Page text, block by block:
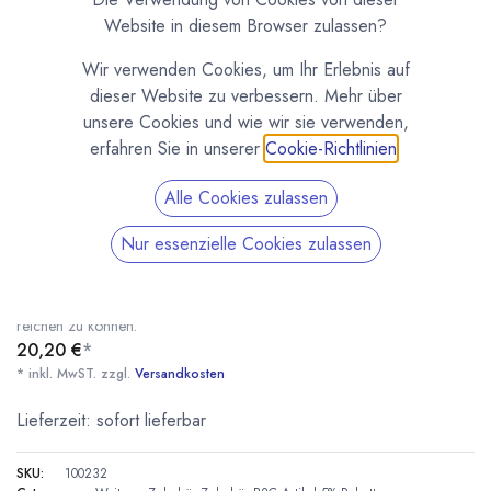
Pralinenzange - Konfektzange
(0 Rezension)
reichen zu können.
20,20 €*
* inkl. MwST. zzgl. Versandkosten
Lieferzeit: sofort lieferbar
SKU:
100232
Website in diesem Browser zulassen?
Wir verwenden Cookies, um Ihr Erlebnis auf
dieser Website zu verbessern. Mehr über
unsere Cookies und wie wir sie verwenden,
erfahren Sie in unserer Cookie-Richtlinien
Alle Cookies zulassen
Nur essenzielle Cookies zulassen